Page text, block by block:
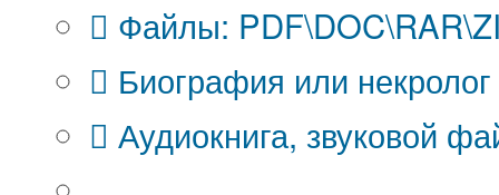
Файлы:
Биография или некролог
Аудиокнига, звуковой